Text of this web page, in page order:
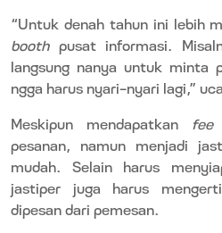
“Untuk denah tahun ini lebih
boothpusat informasi.
langsung nanya untuk minta
ngga harus nyari-nyari lagi,”
Meskipun mendapatkan
fee
pesanan, namun menjadi
mudah. Selain harus
jastiper juga harus
dipesan dari pemesan.